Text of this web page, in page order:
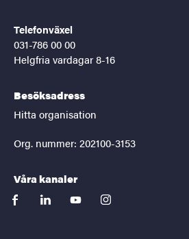
Telefonväxel
031-786 00 00
Helgfria vardagar 8-16
Besöksadress
Hitta organisation
Org. nummer: 202100-3153
Våra kanaler
facebooklinkedinyoutubeinstagram